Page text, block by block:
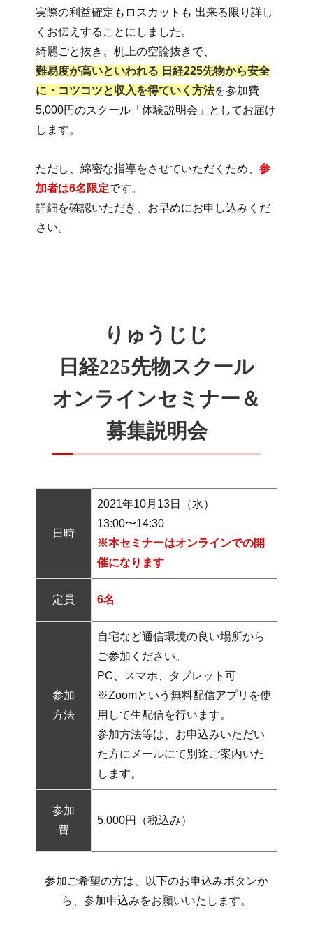
実際の利益確定もロスカットも 出来る限り詳し
くお伝えすることにしました。
難易度が高いといわれる 日経225先物から安全
に・コツコツと収入を得ていく方法を参加費
5,000円のスクール「体験説明会」としてお届け
します。
ただし、綿密な指導をさせていただくため、 参
加者は6名限定です。
詳細を確認いただき、お早めにお申し込みくだ
さい。
りゅうじじ
日経225先物スクール
オンラインセミナー＆
募集説明会
日時
2021年10月13日（水）
13:00〜14:30
※本セミナーはオンラインでの開
催になります
定員 6名
参加
方法
自宅など通信環境の良い場所から
ご参加ください。
PC、スマホ、タブレット可
※Zoomという無料配信アプリを使
用して生配信を行います。
参加方法等は、お申込みいただい
た方にメールにて別途ご案内いた
します。
参加
費
5,000円（税込み）
参加ご希望の方は、以下のお申込みボタンか
ら、参加申込みをお願いいたします。